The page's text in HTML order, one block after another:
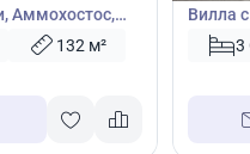
Аммохостос,
132 м²
Вилла
№
3